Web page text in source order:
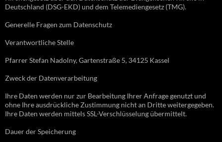
Deutschland (DSG-EKD) und dem Telemediengesetz (TMG).
Generelle Fragen zum Datenschutz
Verantwortliche Stelle
Pfarrer Stefan Nadolny, Gartenstraße 5, 34125 Kassel
Zweck der Datenverarbeitung
Ihre Daten werden nur zur Bearbeitung Ihrer Anfrage genutzt und
ohne Ihre ausdrückliche Zustimmung nicht an Dritte weitergegeben.
Ihre Daten werden mittels SSL-Verschlüsselung übermittelt.
Dauer der Speicherung